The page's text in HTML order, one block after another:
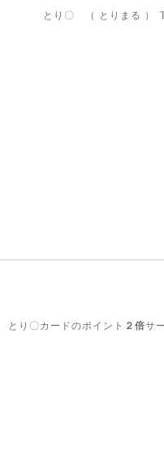
とり〇 （ とりまる ）
り〇カードのポイント ２倍サ